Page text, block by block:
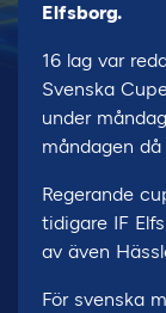
Elfsborg.
16 lag var
Svenska
under
måndagen
Regerande
tidigare IF
av även
För svenska